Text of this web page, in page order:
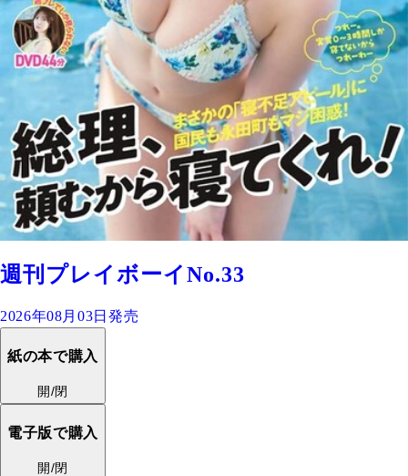
週刊プレイボーイNo.33
2026年08月03日発売
紙の本で購入
開/閉
電子版で購入
開/閉